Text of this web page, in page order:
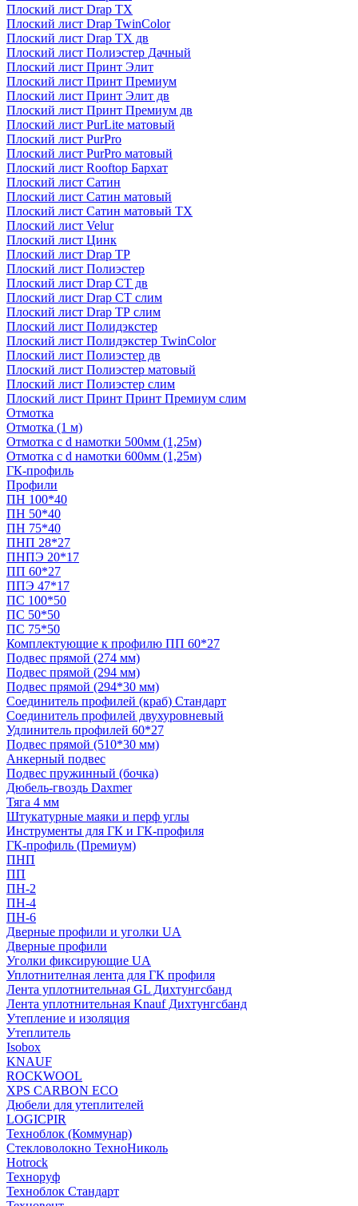
Плоский лист Drap TX
Плоский лист Drap TwinColor
Плоский лист Drap ТХ дв
Плоский лист Полиэстер Дачный
Плоский лист Принт Элит
Плоский лист Принт Премиум
Плоский лист Принт Элит дв
Плоский лист Принт Премиум дв
Плоский лист PurLite матовый
Плоский лист PurPro
Плоский лист PurPro матовый
Плоский лист Rooftop Бархат
Плоский лист Сатин
Плоский лист Сатин матовый
Плоский лист Сатин матовый TX
Плоский лист Velur
Плоский лист Цинк
Плоский лист Drap ТР
Плоский лист Полиэстер
Плоский лист Drap СТ дв
Плоский лист Drap СТ слим
Плоский лист Drap ТР слим
Плоский лист Полидэкстер
Плоский лист Полидэкстер TwinColor
Плоский лист Полиэстер дв
Плоский лист Полиэстер матовый
Плоский лист Полиэстер слим
Плоский лист Принт Принт Премиум слим
Отмотка
Отмотка (1 м)
Отмотка с d намотки 500мм (1,25м)
Отмотка с d намотки 600мм (1,25м)
ГК-профиль
Профили
ПН 100*40
ПН 50*40
ПН 75*40
ПНП 28*27
ПНПЭ 20*17
ПП 60*27
ППЭ 47*17
ПС 100*50
ПС 50*50
ПС 75*50
Комплектующие к профилю ПП 60*27
Подвес прямой (274 мм)
Подвес прямой (294 мм)
Подвес прямой (294*30 мм)
Соединитель профилей (краб) Стандарт
Соединитель профилей двухуровневый
Удлинитель профилей 60*27
Подвес прямой (510*30 мм)
Анкерный подвес
Подвес пружинный (бочка)
Дюбель-гвоздь Daxmer
Тяга 4 мм
Штукатурные маяки и перф углы
Инструменты для ГК и ГК-профиля
ГК-профиль (Премиум)
ПНП
ПП
ПН-2
ПН-4
ПН-6
Дверные профили и уголки UA
Дверные профили
Уголки фиксирующие UA
Уплотнителная лента для ГК профиля
Лента уплотнительная GL Дихтунгсбанд
Лента уплотнительная Knauf Дихтунгсбанд
Утепление и изоляция
Утеплитель
Isobox
KNAUF
ROCKWOOL
XPS CARBON ECO
Дюбели для утеплителей
LOGICPIR
Техноблок (Коммунар)
Стекловолокно ТехноНиколь
Hotrock
Технoруф
Техноблок Стандарт